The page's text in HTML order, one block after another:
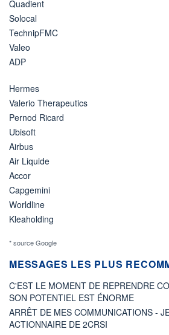
Quadient
Solocal
TechnipFMC
Valeo
ADP
Hermes
Valerio Therapeutics
Pernod Ricard
Ubisoft
Airbus
Air Liquide
Accor
Capgemini
Worldline
Kleaholding
* source Google
MESSAGES LES PLUS
C'EST LE MOMENT DE REPRENDRE
SON POTENTIEL EST ÉNORME
ARRÊT DE MES COMMUNICATIONS -
ACTIONNAIRE DE 2CRSI